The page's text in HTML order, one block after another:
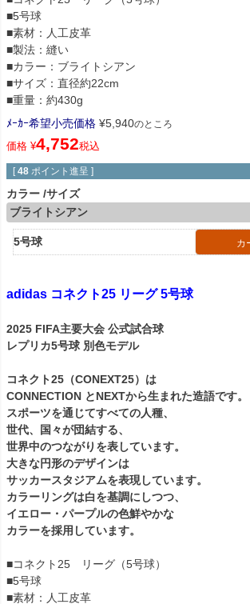
■5号球
■素材：人工皮革
■製法：縫い
■カラー：ブライトシアン
■サイズ：直径約22cm
■重量：約430g
ﾒｰｶｰ希望小売価格 ¥5,940のところ
価格 ¥4,752税込
[ 48 ポイント進呈 ]
カラー サイズ
ブライトシアン
5号球 カ
adidas コネクト25 リーグ 5号球
2025 FIFA主要大会 公式試合球
レプリカ5号球 別色モデル
コネクト25（CONEXT25）は
CONNECTION とNEXTから生まれた造語です。
スポーツを通じてすべての人種、
世代、国々が団結する、
世界中のつながりを表しています。
大きな円形のデザインは
サッカースタジアムを表現しています。
カラーリングは白を基調にしつつ、
イエロー・パープルの色鮮やかな
カラーを採用しています。
■コネクト25 リーグ（5号球）
■5号球
■素材：人工皮革